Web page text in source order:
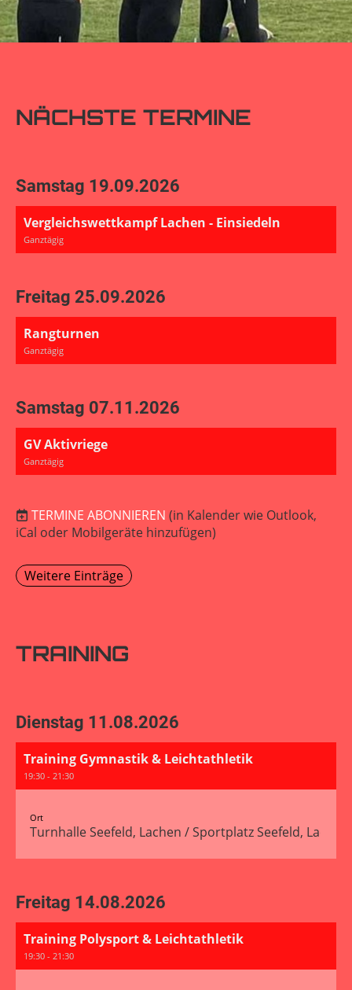
NÄCHSTE TERMINE
Samstag 19.09.2026
Vergleichswettkampf Lachen - Einsiedeln
Ganztägig
Freitag 25.09.2026
Rangturnen
Ganztägig
Samstag 07.11.2026
GV Aktivriege
Ganztägig
TERMINE ABONNIEREN (in Kalender wie Outlook,
iCal oder Mobilgeräte hinzufügen)
Weitere Einträge
TRAINING
Dienstag 11.08.2026
Training Gymnastik & Leichtathletik
19:30 - 21:30
Ort
Turnhalle Seefeld, Lachen / Sportplatz Seefeld, Lachen
Freitag 14.08.2026
Training Polysport & Leichtathletik
19:30 - 21:30